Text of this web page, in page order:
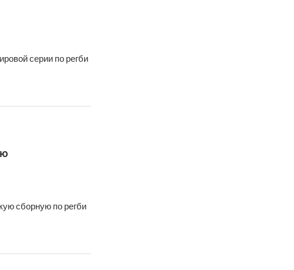
серии по регби
сборную по регби